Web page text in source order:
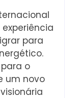
para
o
um novo